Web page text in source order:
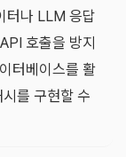
터나 LLM 응답
호출을 방지
터베이스를 활
를 구현할 수